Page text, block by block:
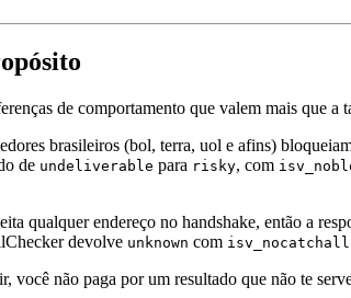
de comportamento que valem mais que a
brasileiros (bol, terra, uol e afins)
de undeliverable para risky, com
qualquer endereço no handshake, então a
devolve unknown com
você não paga por um resultado que não te